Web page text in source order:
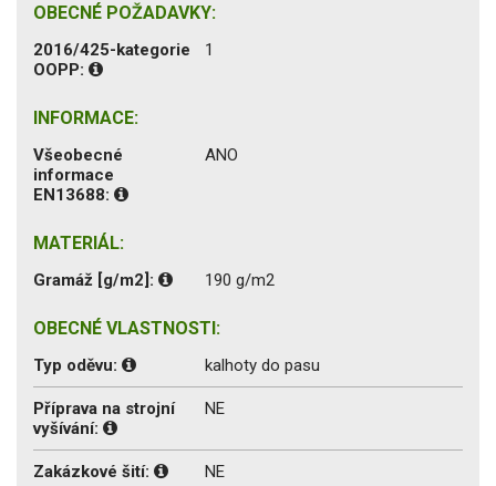
OBECNÉ POŽADAVKY:
2016/425-kategorie
OOPP:
1
INFORMACE:
Všeobecné
informace
EN13688:
ANO
MATERIÁL:
Gramáž [g/m2]: 190 g/m2
OBECNÉ VLASTNOSTI:
Typ oděvu: kalhoty do pasu
Příprava na strojní
vyšívání:
NE
Zakázkové šití: NE